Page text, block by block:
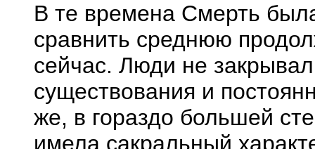
В те времена Смерть
сравнить среднюю
сейчас. Люди не
существования и
же, в гораздо большей
имела сакральный